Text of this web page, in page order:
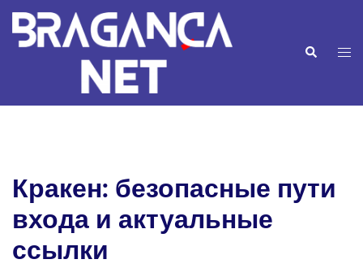
Saltar
para
Pesquisar
Кракен: безопасные пути
входа и актуальные
ссылки